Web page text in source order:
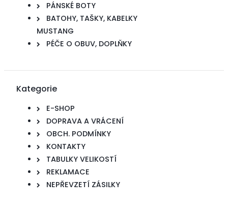
PÁNSKÉ BOTY
BATOHY, TAŠKY, KABELKY
MUSTANG
PÉČE O OBUV, DOPLŇKY
Kategorie
E-SHOP
DOPRAVA A VRÁCENÍ
OBCH. PODMÍNKY
KONTAKTY
TABULKY VELIKOSTÍ
REKLAMACE
NEPŘEVZETÍ ZÁSILKY